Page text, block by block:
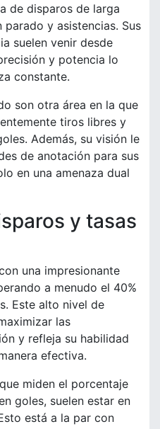
de disparos de larga
y asistencias. Sus
suelen venir desde
y potencia lo
constante.
son otra área en la que
tiros libres y
Además, su visión le
de anotación para sus
en una amenaza dual
y tasas
una impresionante
a menudo el 40%
Este alto nivel de
las
y refleja su habilidad
efectiva.
miden el porcentaje
goles, suelen estar en
está a la par con